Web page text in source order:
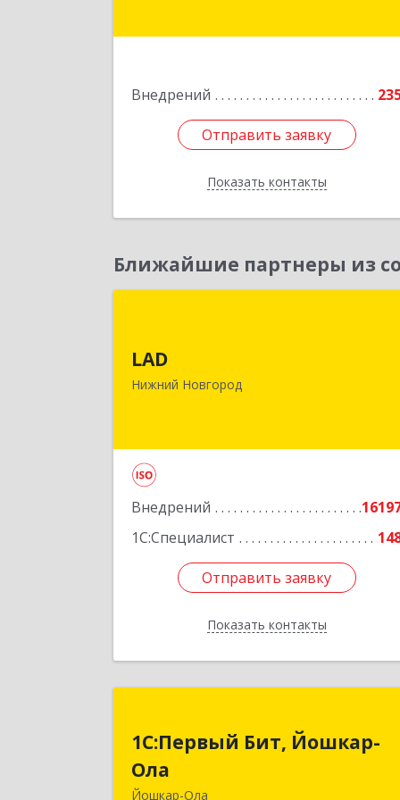
Внедрений
Отправить заявку
Показать контакты
Отправить заявку
Назад
Ближайшие партнеры из
LAD
Нижний Новгород
Внедрений
1С:Специалист
Отправить заявку
Показать контакты
603093, Нижегородская обл, город
Нижний Новгород г.о., Нижний
Отправить заявку
Назад
1С:Первый Бит, Йошкар-
Ола
Йошкар-Ола
Ола
424000, Марий Эл Респ, Йошкар-Ола г,